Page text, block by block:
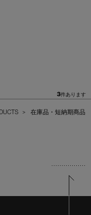
3件あります
> 在庫品・短納期商品